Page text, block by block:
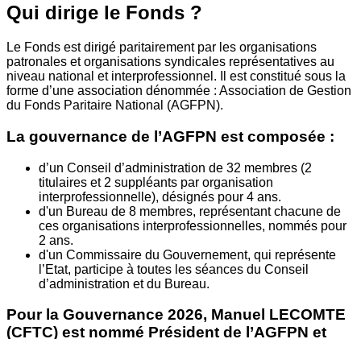
Qui dirige le Fonds ?
Le Fonds est dirigé paritairement par les organisations
patronales et organisations syndicales représentatives au
niveau national et interprofessionnel. Il est constitué sous la
forme d’une association dénommée : Association de Gestion
du Fonds Paritaire National (AGFPN).
La gouvernance de l’AGFPN est composée :
d’un Conseil d’administration de 32 membres (2
titulaires et 2 suppléants par organisation
interprofessionnelle), désignés pour 4 ans.
d'un Bureau de 8 membres, représentant chacune de
ces organisations interprofessionnelles, nommés pour
2 ans.
d'un Commissaire du Gouvernement, qui représente
l’Etat, participe à toutes les séances du Conseil
d’administration et du Bureau.
Pour la Gouvernance 2026, Manuel LECOMTE
(CFTC) est nommé Président de l’AGFPN et